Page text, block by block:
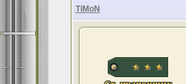
TiMoN